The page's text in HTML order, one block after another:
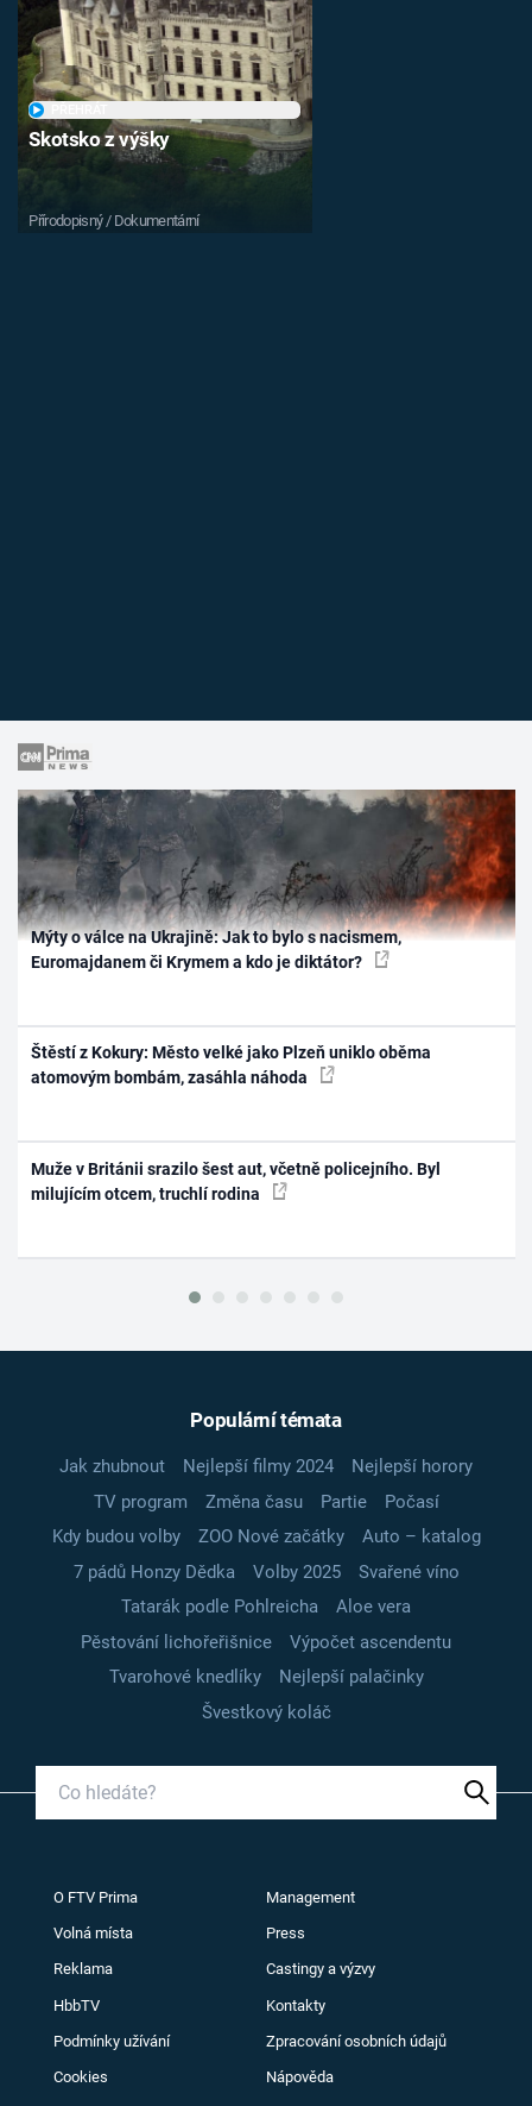
Skotsko z výšky
Přírodopisný / Dokumentární
Mýty o válce na Ukrajině: Jak to bylo s nacismem,
Euromajdanem či Krymem a kdo je diktátor?
Štěstí z Kokury: Město velké jako Plzeň uniklo oběma
atomovým bombám, zasáhla náhoda
Muže v Británii srazilo šest aut, včetně policejního. Byl
milujícím otcem, truchlí rodina
Populární témata
Jak zhubnout Nejlepší filmy 2024
Nejlepší horory
TV program
Změna času Partie
Počasí
Kdy budou volby
ZOO Nové začátky
Auto – katalog
7 pádů Honzy Dědka
Volby 2025
Svařené víno
Tatarák podle Pohlreicha
Aloe vera
Pěstování lichořeřišnice
Výpočet ascendentu
Tvarohové knedlíky
Nejlepší palačinky
Švestkový koláč
O FTV Prima Management
Volná místa Press
Reklama Castingy a výzvy
HbbTV Kontakty
Podmínky užívání Zpracování osobních údajů
Cookies Nápověda